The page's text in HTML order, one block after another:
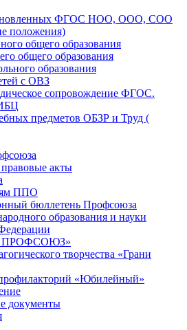
ФГОС НОО, ООО, СОО
положения)
общего образования
общего образования
образования
с ОВЗ
сопровождение ФГОС.
предметов ОБЗР и Труд (
акты
ППО
бюллетень Профсоюза
образования и науки
ПРОФСОЮЗ»
творчества «Грани
«Юбилейный»
документы